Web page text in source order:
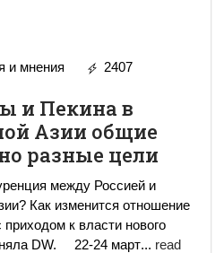
и мнения
2407
и Пекина в
Азии общие
разные цели
между Россией и
Как изменится отношение
к власти нового
китайского лидера, выясняла DW. 22-24 март... read